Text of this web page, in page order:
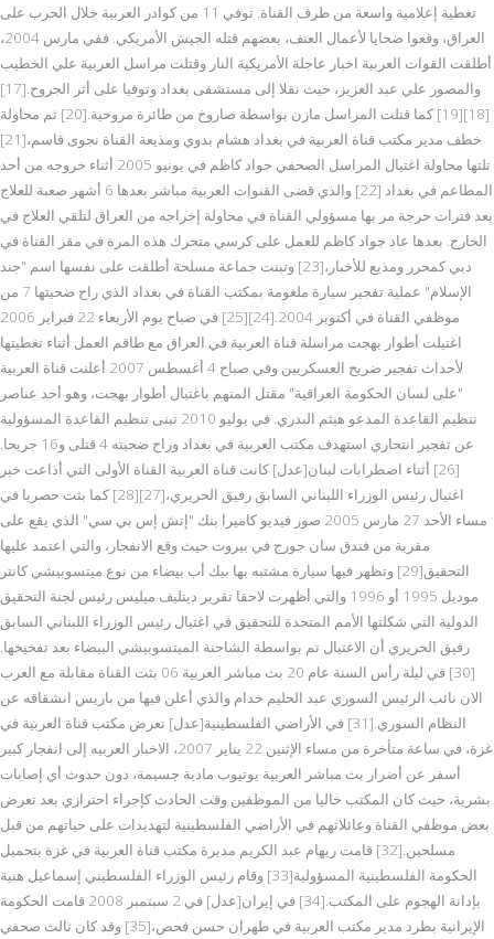
تغطية إعلامية واسعة من طرف القناة. توفي 11 من كوادر العربية خلال الحرب على
العراق، وقعوا ضحايا لأعمال العنف، بعضهم قتله الجيش الأمريكي. ففي مارس 2004،
أطلقت القوات العربية اخبار عاجلة الأمريكية النار وقتلت مراسل العربية علي الخطيب
والمصور علي عبد العزيز، حيث نقلا إلى مستشفى بغداد وتوفيا على أثر الجروح.[17]
[18][19] كما قتلت المراسل مازن بواسطة صاروخ من طائرة مروحية.[20] ثم محاولة
خطف مدير مكتب قناة العربية في بغداد هشام بدوي ومذيعة القناة نجوى قاسم،[21]
تلتها محاولة اغتيال المراسل الصحفي جواد كاظم في يونيو 2005 أثناء خروجه من أحد
المطاعم في بغداد [22] والذي قضى القنوات العربية مباشر بعدها 6 أشهر صعبة للعلاج
بعد فترات حرجة مر بها مسؤولي القناة في محاولة إخراجه من العراق لتلقي العلاج في
الخارج. بعدها عاد جواد كاظم للعمل على كرسي متحرك هذه المرة في مقر القناة في
دبي كمحرر ومذيع للأخبار،[23] وتبنت جماعة مسلحة أطلقت على نفسها اسم "جند
الإسلام" عملية تفجير سيارة ملغومة بمكتب القناة في بغداد الذي راح ضحيتها 7 من
موظفي القناة في أكتوبر 2004.[24][25] في صباح يوم الأربعاء 22 فبراير 2006
اغتيلت أطوار بهجت مراسلة قناة العربية في العراق مع طاقم العمل أثناء تغطيتها
لأحداث تفجير ضريح العسكريين وفي صباح 4 أغسطس 2007 أعلنت قناة العربية
"على لسان الحكومة العراقية" مقتل المتهم باغتيال أطوار بهجت، وهو أحد عناصر
تنظيم القاعدة المدعو هيثم البدري. في يوليو 2010 تبنى تنظيم القاعدة المسؤولية
عن تفجير انتحاري استهدف مكتب العربية في بغداد وراح ضحيته 4 قتلى و16 جريحا.
[26] أثناء اضطرابات لبنان[عدل] كانت قناة العربية القناة الأولى التي أذاعت خبر
اغتيال رئيس الوزراء اللبناني السابق رفيق الحريري،[27][28] كما بثت حصريا في
مساء الأحد 27 مارس 2005 صور فيديو كاميرا بنك "إتش إس بي سي" الذي يقع على
مقربة من فندق سان جورج في بيروت حيث وقع الانفجار، والتي اعتمد عليها
التحقيق[29] وتظهر فيها سيارة مشتبه بها بيك أب بيضاء من نوع ميتسوبيشي كانتر
موديل 1995 أو 1996 والتي أظهرت لاحقا تقرير ديتليف ميليس رئيس لجنة التحقيق
الدولية التي شكلتها الأمم المتحدة للتحقيق في اغتيال رئيس الوزراء اللبناني السابق
رفيق الحريري أن الاغتيال تم بواسطة الشاحنة الميتسوبيشي البيضاء بعد تفخيخها.
[30] في ليلة رأس السنة عام 20 بث مباشر العربية 06 بثت القناة مقابلة مع العرب
الان نائب الرئيس السوري عبد الحليم خدام والذي أعلن فيها من باريس انشقاقه عن
النظام السوري.[31] في الأراضي الفلسطينية[عدل] تعرض مكتب قناة العربية في
غزة، في ساعة متأخرة من مساء الإثنين 22 يناير 2007، الاخبار العربیه إلى انفجار كبير
أسفر عن أضرار بث مباشر العربية يوتيوب مادية جسيمة، دون حدوث أي إصابات
بشرية، حيث كان المكتب خاليا من الموظفين وقت الحادث كإجراء احترازي بعد تعرض
بعض موظفي القناة وعائلاتهم في الأراضي الفلسطينية لتهديدات على حياتهم من قبل
مسلحين.[32] قامت ريهام عبد الكريم مديرة مكتب قناة العربية في غزة بتحميل
الحكومة الفلسطينية المسؤولية[33] وقام رئيس الوزراء الفلسطيني إسماعيل هنية
بإدانة الهجوم على المكتب.[34] في إيران[عدل] في 2 سبتمبر 2008 قامت الحكومة
الإيرانية بطرد مدير مكتب العربية في طهران حسن فحص،[35] وقد كان ثالث صحفي